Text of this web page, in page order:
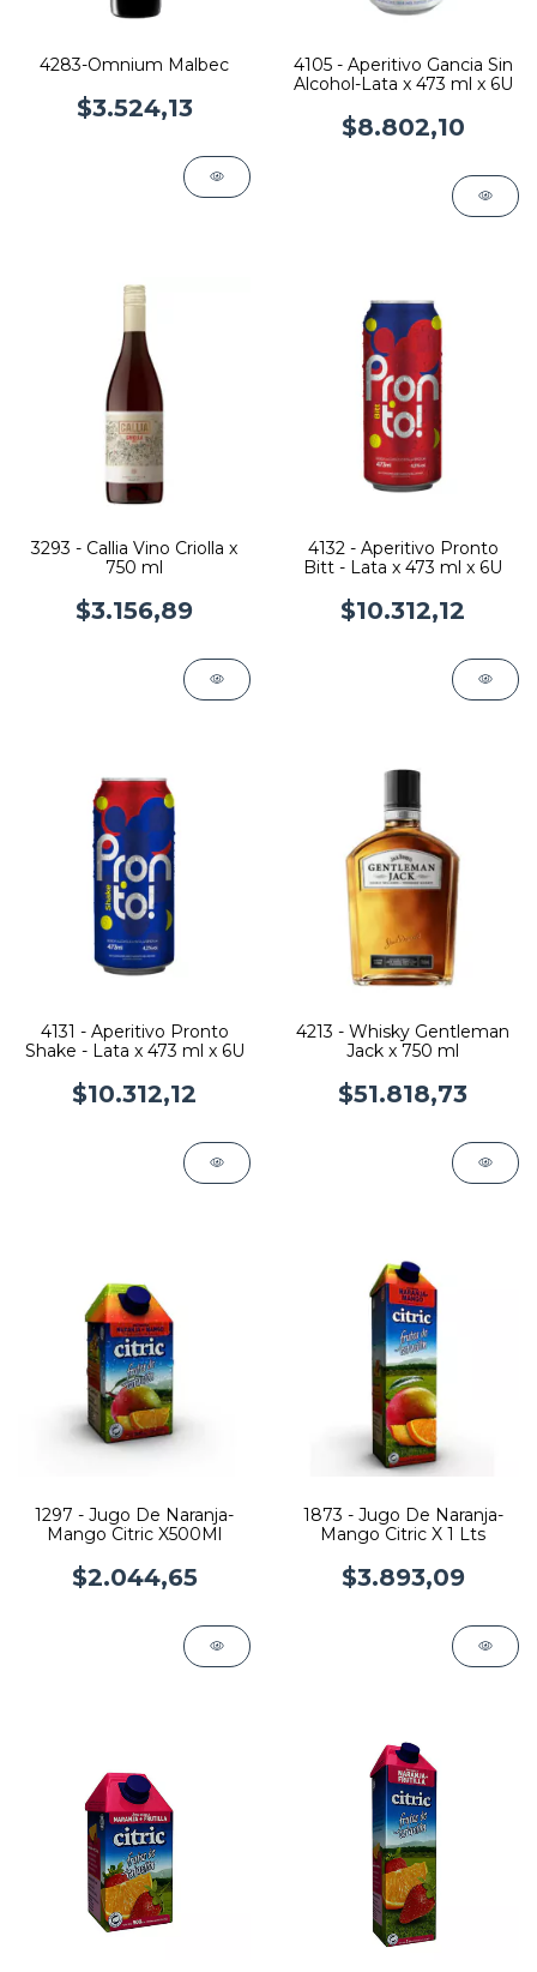
4283-Omnium Malbec
$3.524,13
4105 - Aperitivo Gancia Sin
Alcohol-Lata x 473 ml x 6U
$8.802,10
3293 - Callia Vino Criolla x
750 ml
$3.156,89
4132 - Aperitivo Pronto
Bitt - Lata x 473 ml x 6U
$10.312,12
4131 - Aperitivo Pronto
Shake - Lata x 473 ml x 6U
$10.312,12
4213 - Whisky Gentleman
Jack x 750 ml
$51.818,73
1297 - Jugo De Naranja-
Mango Citric X500Ml
$2.044,65
1873 - Jugo De Naranja-
Mango Citric X 1 Lts
$3.893,09